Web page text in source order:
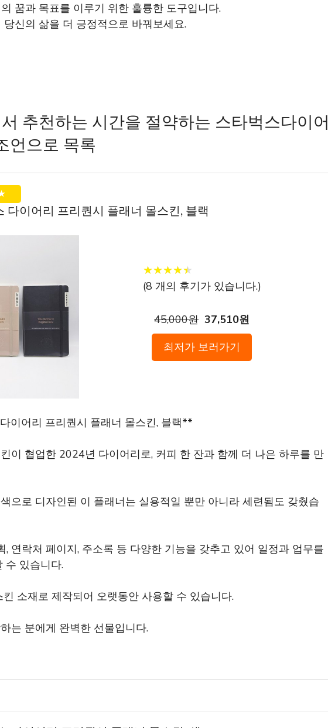
꿈과 목표를 이루기 위한 훌륭한 도구입니다.
신의 삶을 더 긍정적으로 바꿔보세요.
추천하는 시간을 절약하는 스타벅스다이어
언으로 목록
다이어리 프리퀀시 플래너 몰스킨, 블랙
★★★★★
★★★★★
(8개의 후기가 있습니다.)
45,000원 37,510원
최저가 보러가기
이어리 프리퀀시 플래너 몰스킨, 블랙**
이 협업한 2024년 다이어리로, 커피 한 잔과 함께 더 나은 하루를 만
으로 디자인된 이 플래너는 실용적일 뿐만 아니라 세련됨도 갖췄습
, 연락처 페이지, 주소록 등 다양한 기능을 갖추고 있어 일정과 업무를
수 있습니다.
소재로 제작되어 오랫동안 사용할 수 있습니다.
는 분에게 완벽한 선물입니다.